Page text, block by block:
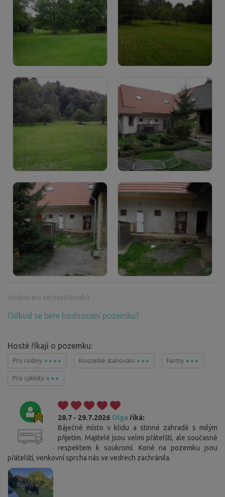
Hodnocení od návštěvníků
Odkud se bere hodnocení pozemku?
Hosté říkají o pozemku:
Pro rodiny Kouzelné stanování Farmy
Pro cyklisty
28.7 - 29.7.2026 Olga říká:
Báječné místo v klidu a stinné zahradě s milým
přijetím. Majitelé jsou velmi přátelští, ale současně
respektem k soukromí. Koně na pozemku jsou
přátelští, venkovní sprcha nás ve vedrech zachránila.